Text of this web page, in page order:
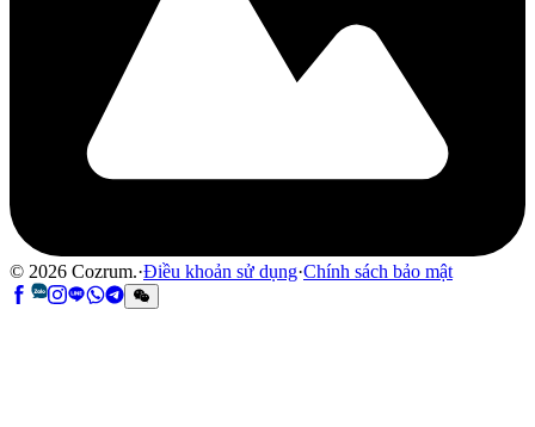
© 2026 Cozrum.·Điều khoản sử dụng·Chính sách bảo mật